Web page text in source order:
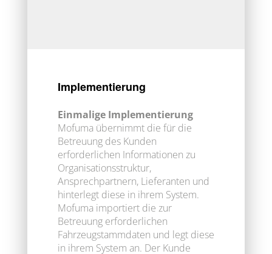
Implementierung
Einmalige Implementierung
Mofuma übernimmt die für die
Betreuung des Kunden
erforderlichen Informationen zu
Organisationsstruktur,
Ansprechpartnern, Lieferanten und
hinterlegt diese in ihrem System.
Mofuma importiert die zur
Betreuung erforderlichen
Fahrzeugstammdaten und legt diese
in ihrem System an. Der Kunde